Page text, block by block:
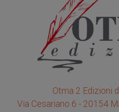
Otma 2 Edizioni
Via Cesariano 6 - 20154